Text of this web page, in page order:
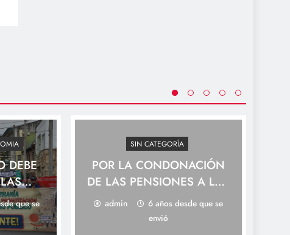
DEBE
Y
que se
SIN CATEGORÍA
POR LA CONDONACIÓN
DE LAS PENSIONES A LAS
FAMILIAS DE LA ESCUELA
MATERNAL UPN
admin
6 años desde que se
envió